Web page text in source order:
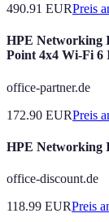
490.91 EURPreis
HPE Networking
Point 4x4 Wi-Fi 6
office-partner.de
172.90 EURPreis
HPE Networking
office-discount.de
118.99 EURPreis